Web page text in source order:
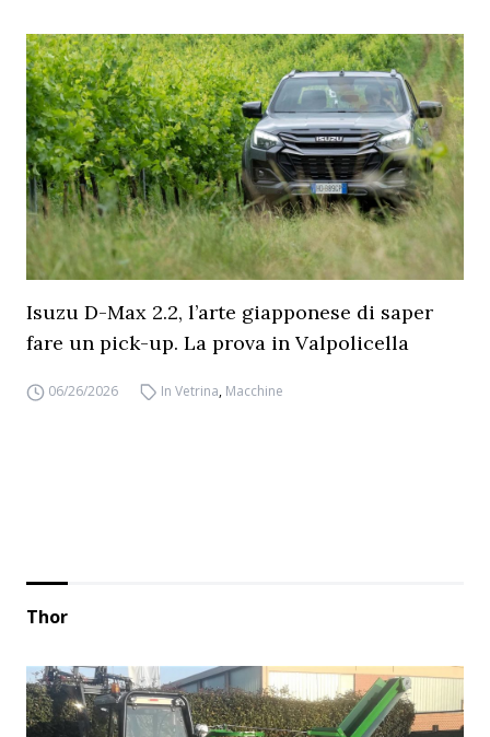
Isuzu D-Max 2.2, l’arte giapponese di saper
fare un pick-up. La prova in Valpolicella
06/26/2026 In Vetrina, Macchine
Thor